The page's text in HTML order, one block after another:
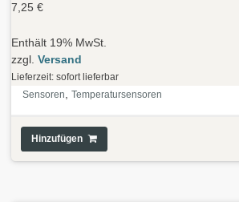
7,25 €
Enthält 19% MwSt.
zzgl. Versand
Lieferzeit: sofort lieferbar
Sensoren
Temperatursensoren
Hinzufügen